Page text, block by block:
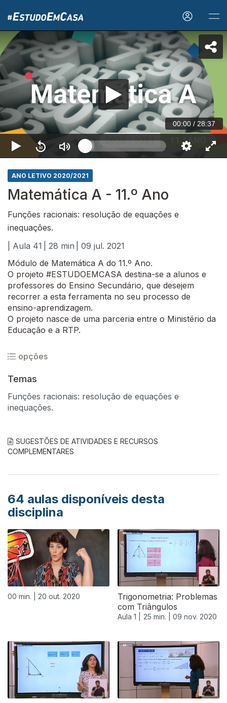
00:00 / 28:37
ANO LETIVO 2020/2021
Matemática A - 11.º Ano
Funções racionais: resolução de equações e
inequações.
| Aula 41
| 28 min
| 09 jul. 2021
Módulo de Matemática A do 11.º Ano.
O projeto #ESTUDOEMCASA destina-se a alunos e
professores do Ensino Secundário, que desejem
recorrer a esta ferramenta no seu processo de
ensino-aprendizagem.
O projeto nasce de uma parceria entre o Ministério da
Educação e a RTP.
opções
Temas
Funções racionais: resolução de equações e
inequações.
SUGESTÕES DE ATIVIDADES E RECURSOS
COMPLEMENTARES
64 aulas disponíveis desta
disciplina
00 min. | 20 out. 2020
Trigonometria: Problemas
com Triângulos
Aula 1 | 25 min. | 09 nov. 2020